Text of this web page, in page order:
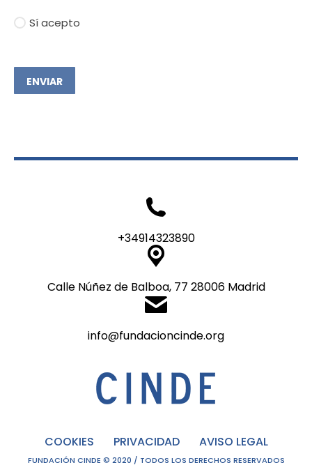
Sí acepto
ENVIAR
+34914323890
Calle Núñez de Balboa, 77 28006 Madrid
info@fundacioncinde.org
COOKIES PRIVACIDAD AVISO LEGAL
FUNDACIÓN CINDE © 2020 / TODOS LOS DERECHOS RESERVADOS